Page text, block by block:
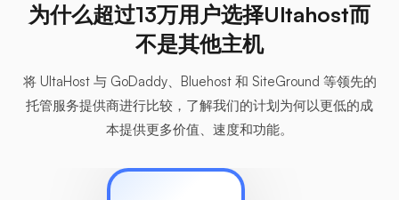
为什么超过13万用户选择Ultahost而
不是其他主机
将 UltaHost 与 GoDaddy、Bluehost 和 SiteGround 等领先的
托管服务提供商进行比较，了解我们的计划为何以更低的成
本提供更多价值、速度和功能。